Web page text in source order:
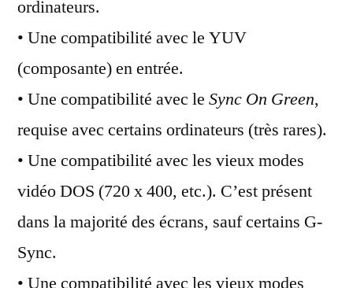
ordinateurs.
• Une compatibilité avec le YUV
(composante) en entrée.
• Une compatibilité avec le Sync On Green,
requise avec certains ordinateurs (très rares).
• Une compatibilité avec les vieux modes
vidéo DOS (720 x 400, etc.). C’est présent
dans la majorité des écrans, sauf certains G-
Sync.
• Une compatibilité avec les vieux modes